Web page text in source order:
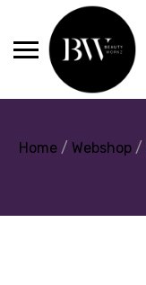
Home/ Webshop/